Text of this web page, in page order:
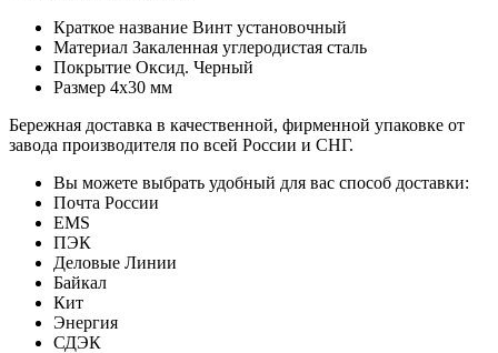
Краткое название Винт установочный
Материал Закаленная углеродистая сталь
Покрытие Оксид. Черный
Размер 4х30 мм
Бережная доставка в качественной, фирменной упаковке от
завода производителя по всей России и СНГ.
Вы можете выбрать удобный для вас способ доставки:
Почта России
EMS
ПЭК
Деловые Линии
Байкал
Кит
Энергия
СДЭК